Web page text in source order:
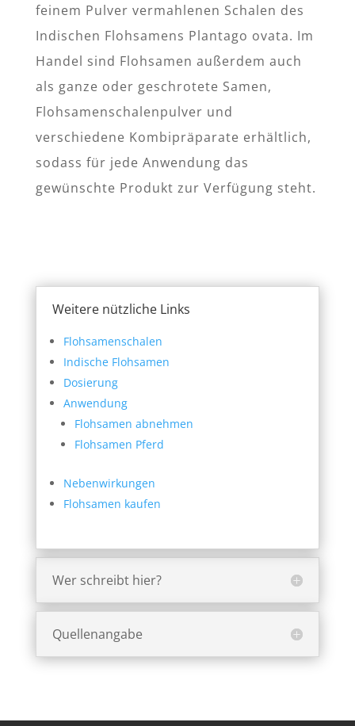
feinem Pulver vermahlenen Schalen des
Indischen Flohsamens Plantago ovata. Im
Handel sind Flohsamen außerdem auch
als ganze oder geschrotete Samen,
Flohsamenschalenpulver und
verschiedene Kombipräparate erhältlich,
sodass für jede Anwendung das
gewünschte Produkt zur Verfügung steht.
Weitere nützliche Links
Flohsamenschalen
Indische Flohsamen
Dosierung
Anwendung
Flohsamen abnehmen
Flohsamen Pferd
Nebenwirkungen
Flohsamen kaufen
Wer schreibt hier?
Quellenangabe